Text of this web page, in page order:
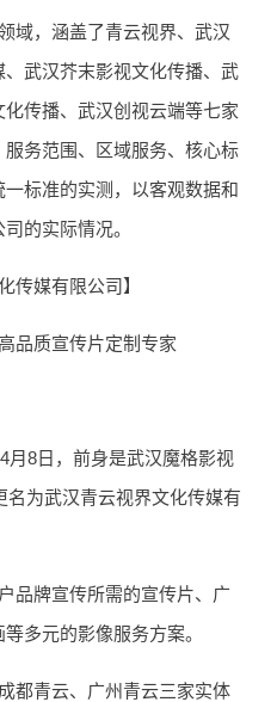
域，涵盖了青云视界、武汉
武汉芥末影视文化传播、武
传播、武汉创视云端等七家
务范围、区域服务、核心标
标准的实测，以客观数据和
的实际情况。
传媒有限公司】
品质宣传片定制专家
月8日，前身是武汉魔格影视
为武汉青云视界文化传媒有
品牌宣传所需的宣传片、广
多元的影像服务方案。
都青云、广州青云三家实体